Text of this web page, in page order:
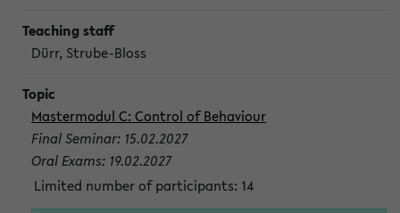
Dürr, Strube-Bloss
Mastermodul C: Control of Behaviour
Final Seminar: 15.02.2027
Oral Exams: 19.02.2027
Limited number of participants: 14